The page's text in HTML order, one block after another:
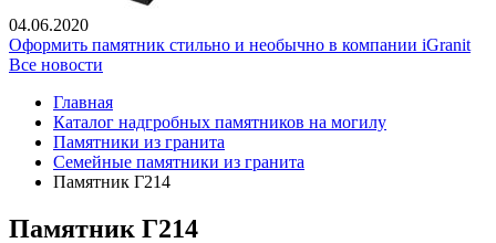
04.06.2020
Оформить памятник стильно и необычно в компании iGranit
Все новости
Главная
Каталог надгробных памятников на могилу
Памятники из гранита
Семейные памятники из гранита
Памятник Г214
Памятник Г214